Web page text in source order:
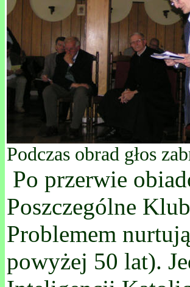
Podczas obrad głos
Po przerwie
Poszczególne
Problemem
powyżej 50 lat).